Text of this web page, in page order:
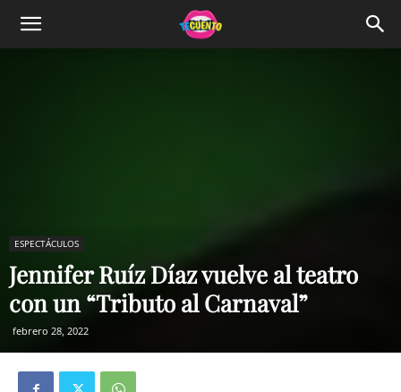
ESPECTÁCULOS
Jennifer Ruíz Díaz vuelve al teatro
con un “Tributo al Carnaval”
febrero 28, 2022